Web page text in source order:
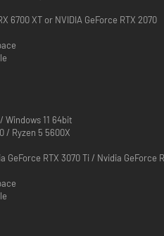
de héros mythiques.
plus grands mythes, qui vous
des temples grecs paisibles,
défunts ainsi que des lieux où nul
tels que le mystérieux royaume
6700 XT or NVIDIA GeForce RTX 2070
Windows 11 64bit
/ Ryzen 5 5600X
GeForce RTX 3070 Ti / Nvidia GeForce